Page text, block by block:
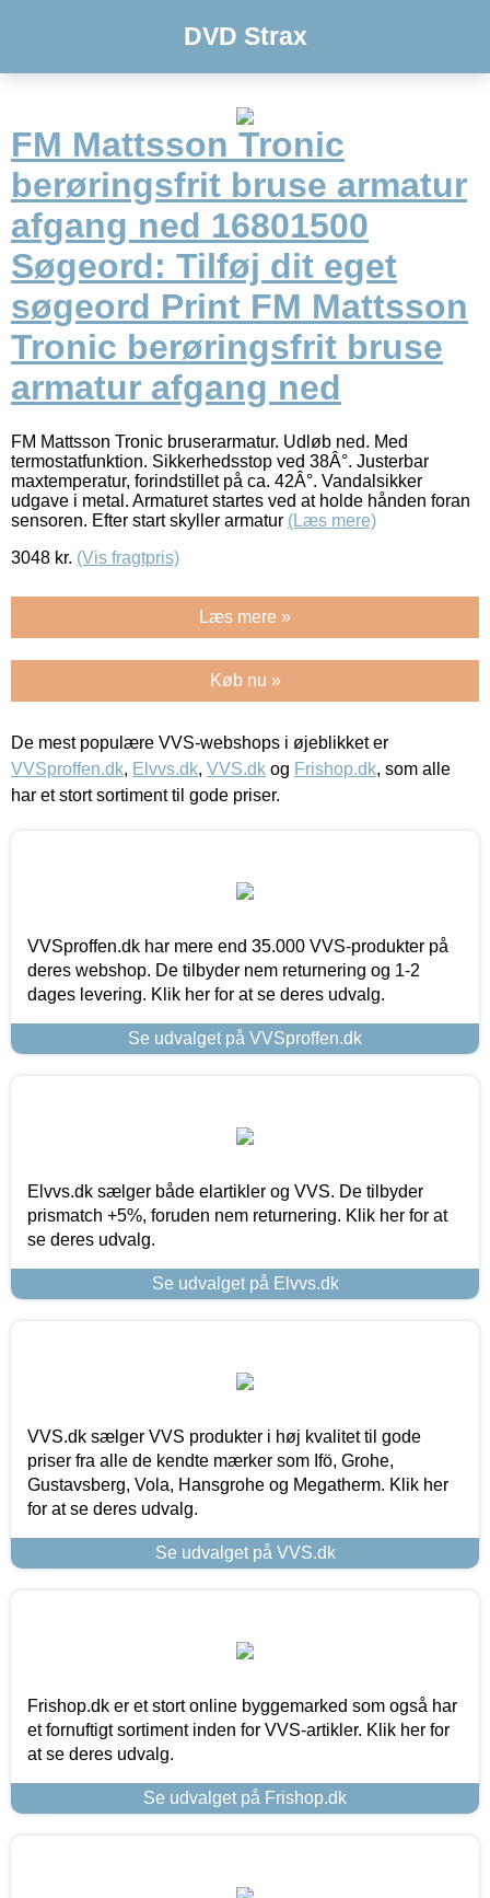
DVD Strax
FM Mattsson Tronic
berøringsfrit bruse armatur
afgang ned 16801500
Søgeord: Tilføj dit eget
søgeord Print FM Mattsson
Tronic berøringsfrit bruse
armatur afgang ned
FM Mattsson Tronic bruserarmatur. Udløb ned. Med
termostatfunktion. Sikkerhedsstop ved 38Â°. Justerbar
maxtemperatur, forindstillet på ca. 42Â°. Vandalsikker
udgave i metal. Armaturet startes ved at holde hånden foran
sensoren. Efter start skyller armatur (Læs mere)
3048 kr. (Vis fragtpris)
Læs mere »
Køb nu »
De mest populære VVS-webshops i øjeblikket er
VVSproffen.dk, Elvvs.dk, VVS.dk og Frishop.dk, som alle
har et stort sortiment til gode priser.
VVSproffen.dk har mere end 35.000 VVS-produkter på
deres webshop. De tilbyder nem returnering og 1-2
dages levering. Klik her for at se deres udvalg.
Se udvalget på VVSproffen.dk
Elvvs.dk sælger både elartikler og VVS. De tilbyder
prismatch +5%, foruden nem returnering. Klik her for at
se deres udvalg.
Se udvalget på Elvvs.dk
VVS.dk sælger VVS produkter i høj kvalitet til gode
priser fra alle de kendte mærker som Ifö, Grohe,
Gustavsberg, Vola, Hansgrohe og Megatherm. Klik her
for at se deres udvalg.
Se udvalget på VVS.dk
Frishop.dk er et stort online byggemarked som også har
et fornuftigt sortiment inden for VVS-artikler. Klik her for
at se deres udvalg.
Se udvalget på Frishop.dk